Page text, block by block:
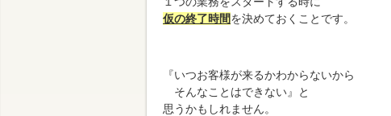
仮の終了時間を決めておくことです。
『いつお客様が来るかわからないから
そんなことはできない』と
思うかもしれません。